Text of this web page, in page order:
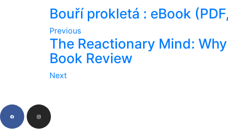
Bouří prokletá : eBook
Previous
The Reactionary Mind:
Book Review
Next